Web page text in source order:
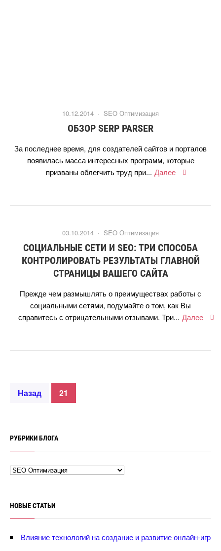
10.12.2014 · SEO Оптимизация
ОБЗОР SERP PARSER
За последнее время, для создателей сайтов и портало
появилась масса интересных программ, которые
призваны облегчить труд при... Далее
03.10.2014 · SEO Оптимизация
СОЦИАЛЬНЫЕ СЕТИ И SEO: ТРИ СПОСОБА
КОНТРОЛИРОВАТЬ РЕЗУЛЬТАТЫ ГЛАВНОЙ
СТРАНИЦЫ ВАШЕГО САЙТА
Прежде чем размышлять о преимуществах работы с
социальными сетями, подумайте о том, как Вы
справитесь с отрицательными отзывами. Три... Далее
Назад 21
РУБРИКИ БЛОГА
НОВЫЕ СТАТЬИ
лияние технологий на создание и развитие онлайн-игр